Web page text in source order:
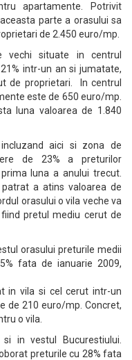
apartamente. Potrivit
parte a orasului sa
de 2.450 euro/mp.
vechi situate in centrul
intr-un an si jumatate,
de proprietari. In centrul
este de 650 euro/mp.
luna valoarea de 1.840
aici si zona de
de 23% a preturilor
luna a anului trecut.
a atins valoarea de
orasului o vila veche va
pretul mediu cerut de
orasului preturile medii
fata de ianuarie 2009,
in vila si cel cerut intr-un
de 210 euro/mp. Concret,
o vila.
in vestul Bucurestiului.
preturile cu 28% fata